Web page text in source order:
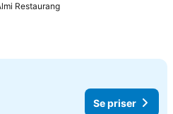
RestaurangSe priser
Se priser